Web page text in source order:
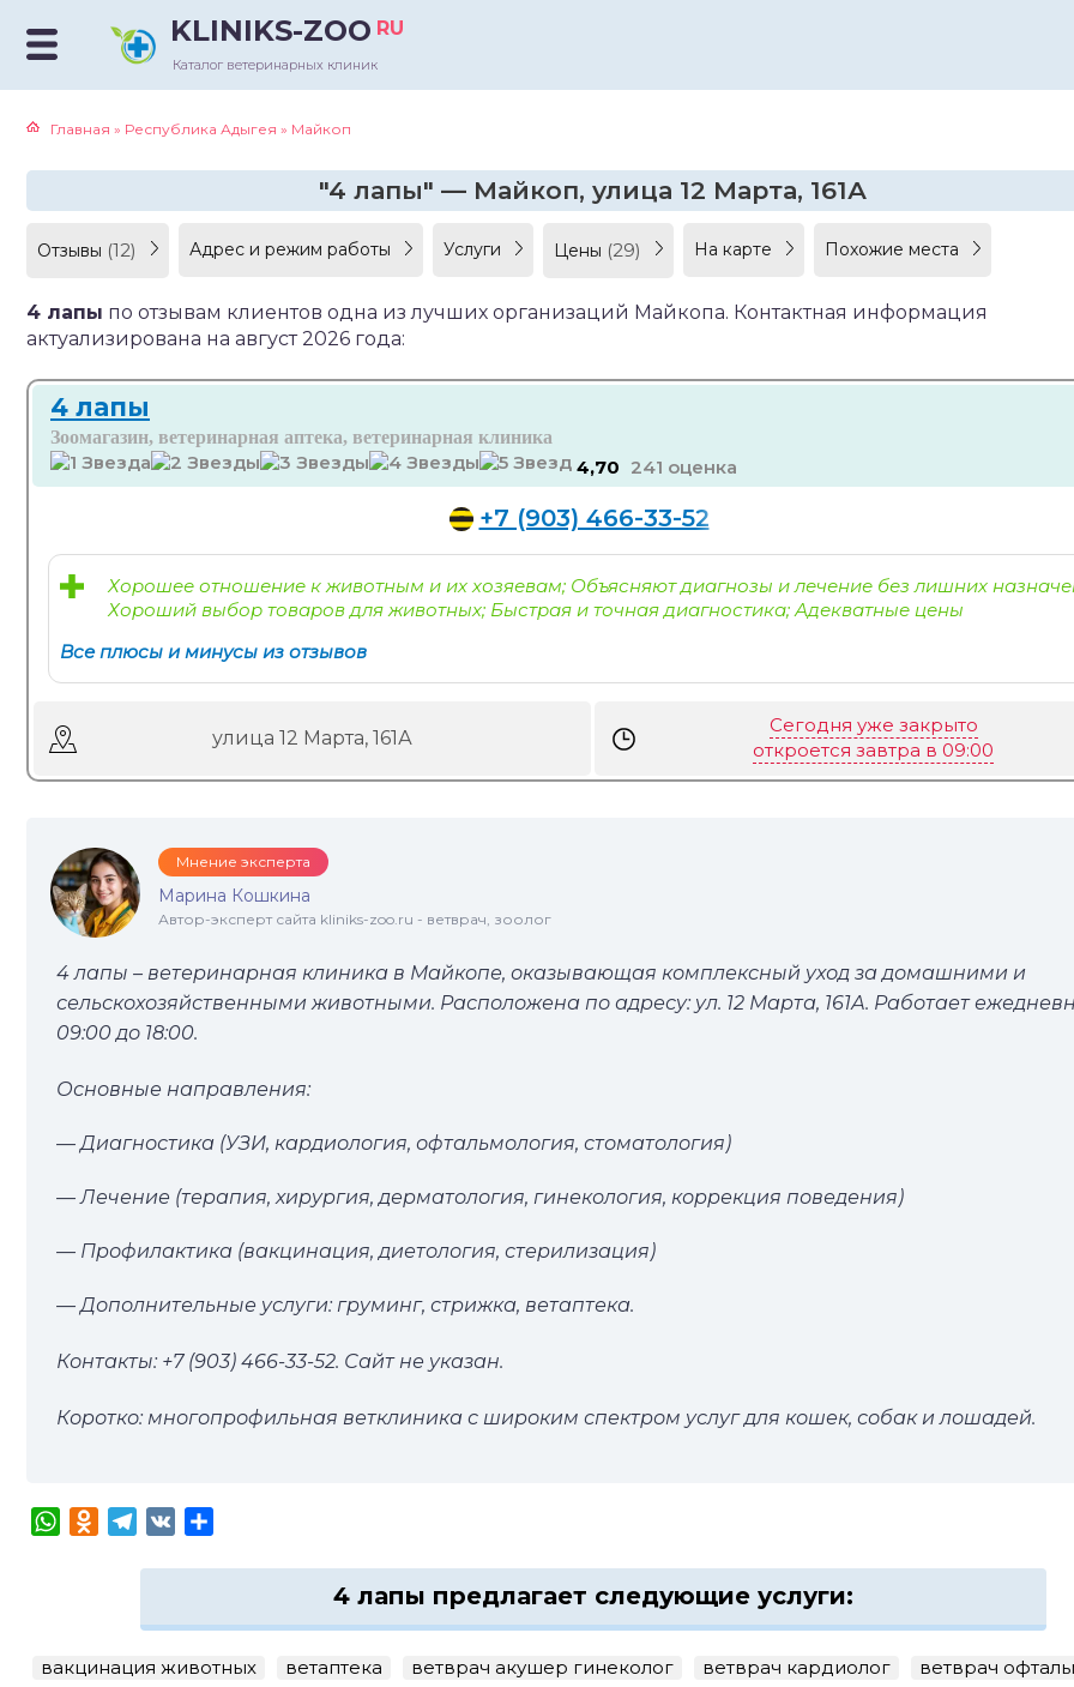
KLINIKS-ZOO RU
Каталог ветеринарных клиник
Главная » Республика Адыгея » Майкоп
"4 лапы" — Майкоп, улица 12 Марта, 161А
Отзывы (12) Адрес и режим работы Услуги Цены (29) На карте Похожие места
4 лапы по отзывам клиентов одна из лучших организаций Майкопа. Контактная информация
актуализирована на август 2026 года:
4 лапы
Зоомагазин, ветеринарная аптека, ветеринарная клиника
4,70 241 оценка
+7 (903) 466-33-52
Хорошее отношение к животным и их хозяевам; Объясняют диагнозы и лечение без лишних
Хороший выбор товаров для животных; Быстрая и точная диагностика; Адекватные цены
Все плюсы и минусы из отзывов
улица 12 Марта, 161А
Сегодня уже закрыто
откроется завтра в 09:00
Мнение эксперта
Марина Кошкина
Автор-эксперт сайта kliniks-zoo.ru - ветврач, зоолог
4 лапы – ветеринарная клиника в Майкопе, оказывающая комплексный уход за домашними и
сельскохозяйственными животными. Расположена по адресу: ул. 12 Марта, 161А. Работает
09:00 до 18:00.
Основные направления:
— Диагностика (УЗИ, кардиология, офтальмология, стоматология)
— Лечение (терапия, хирургия, дерматология, гинекология, коррекция поведения)
— Профилактика (вакцинация, диетология, стерилизация)
— Дополнительные услуги: груминг, стрижка, ветаптека.
Контакты: +7 (903) 466-33-52. Сайт не указан.
Коротко: многопрофильная ветклиника с широким спектром услуг для кошек, собак и лошадей.
WhatsApp
Odnoklassniki
Telegram
VK
4 лапы предлагает следующие услуги:
вакцинация животных ветаптека ветврач акушер гинеколог ветврач кардиолог
ветврач